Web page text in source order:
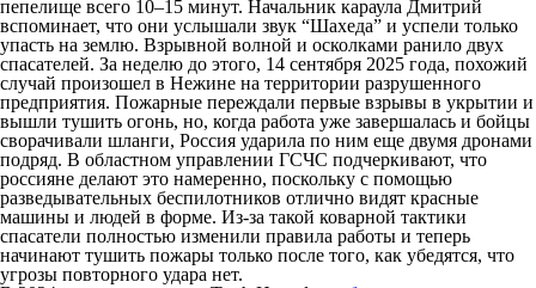
пепелище всего 10–15 минут. Начальник караула Дмитрий
вспоминает, что они услышали звук “Шахеда” и успели только
упасть на землю. Взрывной волной и осколками ранило двух
спасателей. За неделю до этого, 14 сентября 2025 года, похожий
случай произошел в Нежине на территории разрушенного
предприятия. Пожарные переждали первые взрывы в укрытии и
вышли тушить огонь, но, когда работа уже завершалась и бойцы
сворачивали шланги, Россия ударила по ним еще двумя дронами
подряд. В областном управлении ГСЧС подчеркивают, что
россияне делают это намеренно, поскольку с помощью
разведывательных беспилотников отлично видят красные
машины и людей в форме. Из-за такой коварной тактики
спасатели полностью изменили правила работы и теперь
начинают тушить пожары только после того, как убедятся, что
угрозы повторного удара нет.